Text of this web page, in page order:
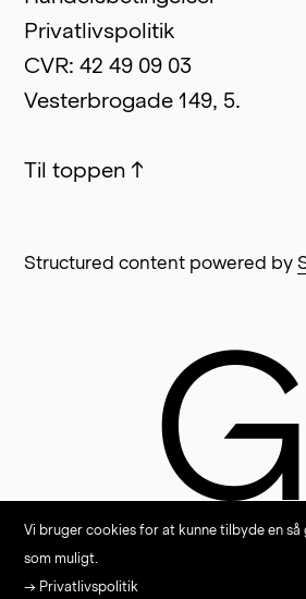
Vi bruger cookies for at kunne tilbyde en så
som muligt.
→ Privatlivspolitik
Privatlivspolitik
CVR: 42 49 09 03
Vesterbrogade 149, 5.
Til toppen ↑
Structured content powered by